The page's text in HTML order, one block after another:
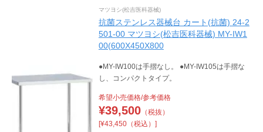
マツヨシ(松吉医科器械)
抗菌ステンレス器械台 カート(抗菌) 24-2
501-00 マツヨシ(松吉医科器械) MY-IW1
00(600X450X800
●MY-IW100は手摺なし。 ●MY-IW105は手摺な
し、コンパクトタイプ。
希望小売価格/参考価格
¥39,500（税抜）
[¥43,450（税込）]